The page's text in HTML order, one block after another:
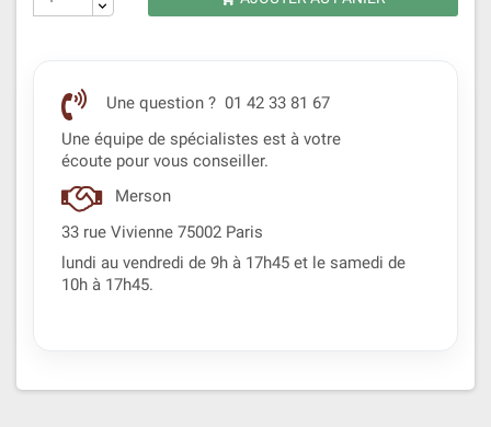
Une question ? 01 42 33 81 67
Une équipe de spécialistes est à votre
écoute pour vous conseiller.
Merson
33 rue Vivienne 75002 Paris
lundi au vendredi de 9h à 17h45 et le samedi de
10h à 17h45.